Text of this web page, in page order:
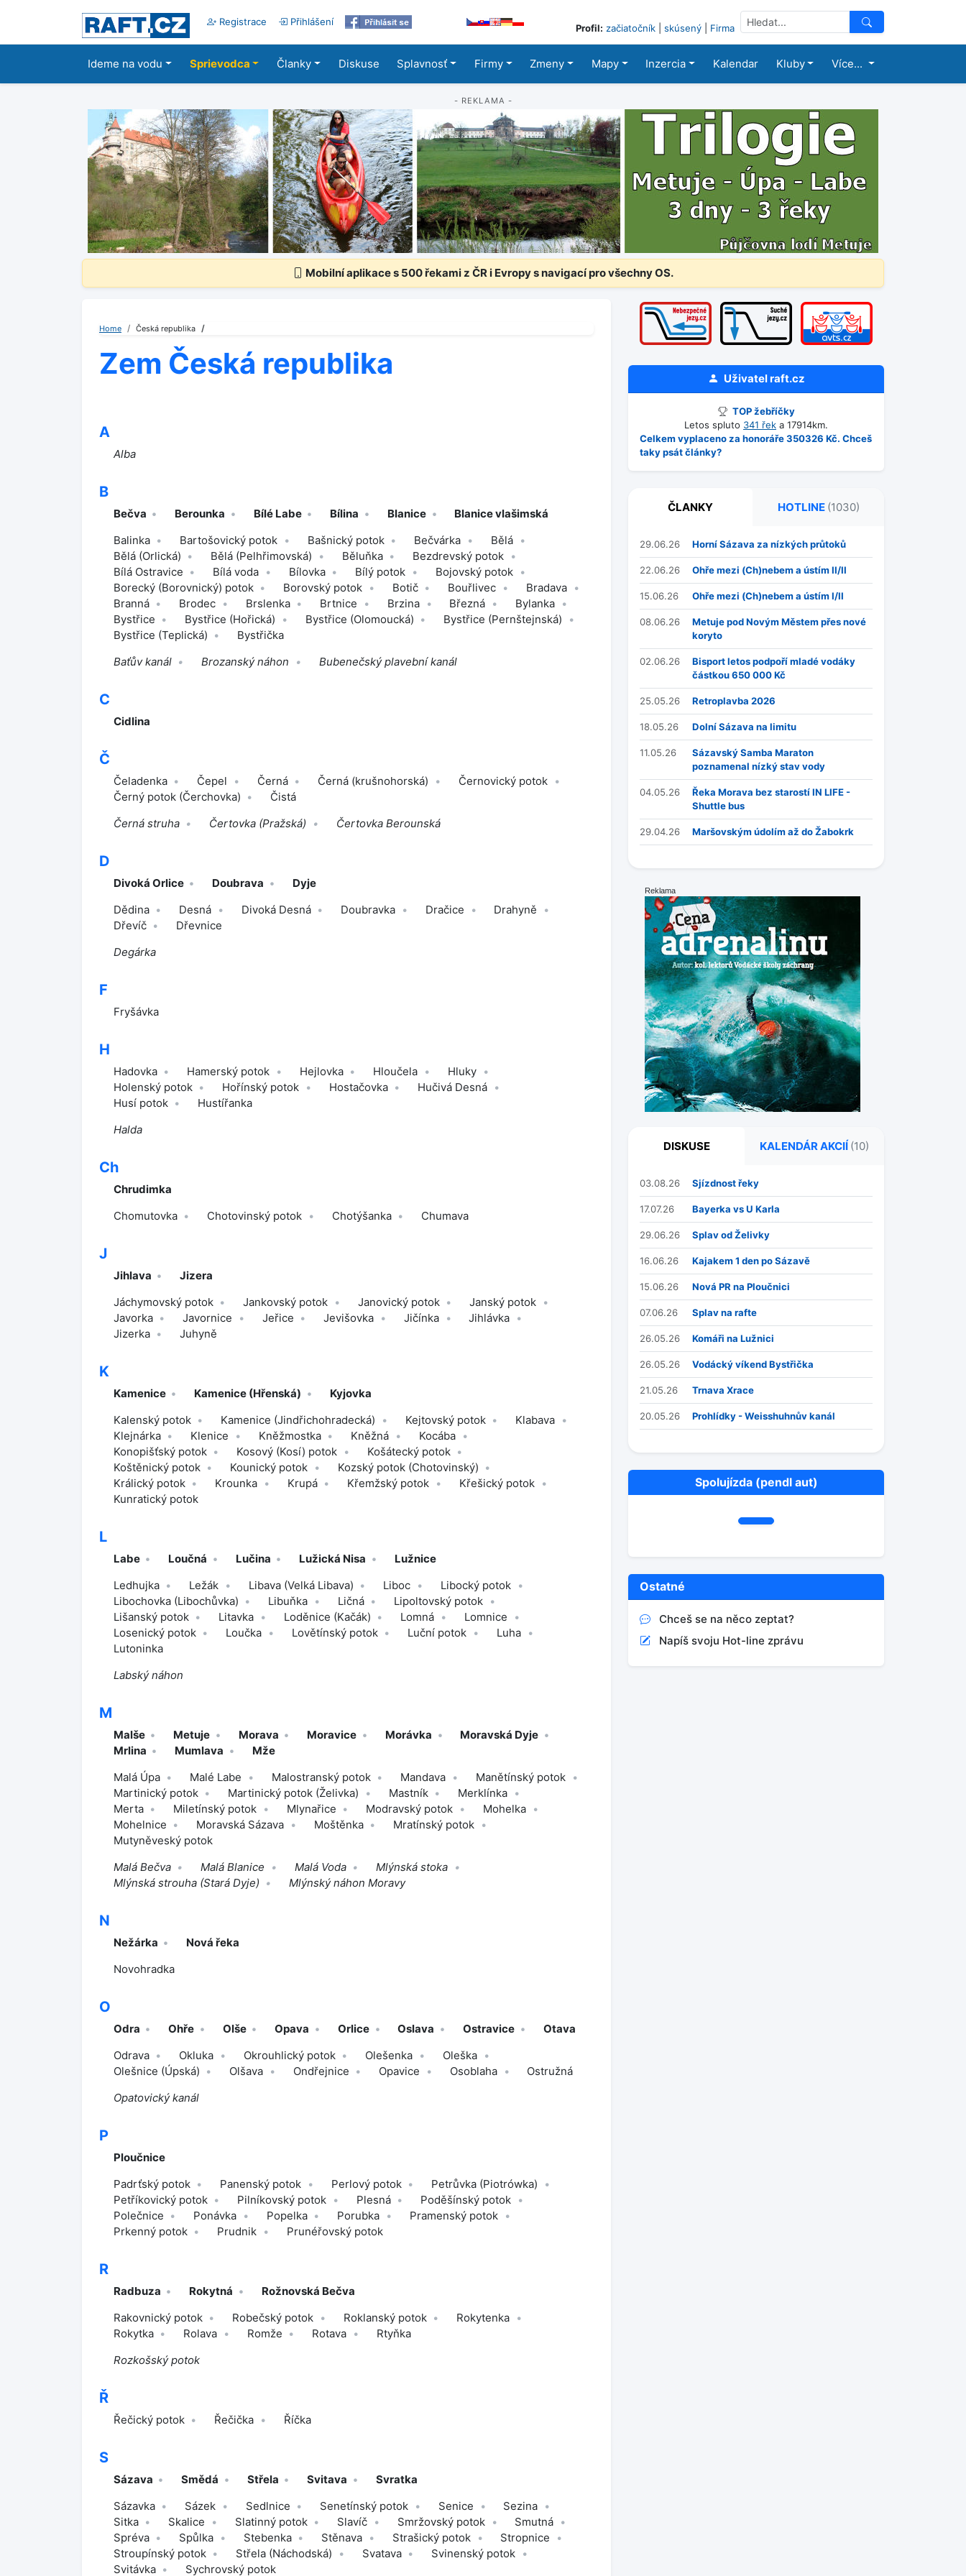
Registrace Přihlášení
Profil: začiatočník skúsený Firma
Ideme na vodu Sprievodca Članky Diskuse Splavnosť Firmy Zmeny Mapy Inzercia Kalendar Kluby Více...
- REKLAMA -
Mobilní aplikace s 500 řekami z ČR i Evropy s navigací pro všechny OS.
Home Česká republika
Zem Česká republika
A
Alba
B
Bečva Berounka Bílé Labe Bílina Blanice
Blanice vlašimská
Balinka
Bartošovický potok Bašnický potok Bečvárka
Bělá
Bělá (Orlická)
Bělá (Pelhřimovská) Běluňka
Bezdrevský potok
Bílá Ostravice
Bílá voda Bílovka Bílý potok
Bojovský potok
Borecký (Borovnický) potok
Borovský potok Botič Bouřlivec
Bradava
Branná
Brodec Brslenka Brtnice Brzina Březná
Bylanka
Bystřice
Bystřice (Hořická) Bystřice (Olomoucká)
Bystřice (Pernštejnská)
Bystřice (Teplická)
Bystřička
Baťův kanál
Brozanský náhon Bubenečský plavební kanál
C
Cidlina
Č
Čeladenka Čepel Černá Černá (krušnohorská)
Černovický potok
Černý potok (Čerchovka)
Čistá
Černá struha
Čertovka (Pražská) Čertovka Berounská
D
Divoká Orlice Doubrava
Dyje
Dědina
Desná Divoká Desná Doubravka Dračice
Drahyně
Dřevíč
Dřevnice
Degárka
F
Fryšávka
H
Hadovka Hamerský potok Hejlovka Hloučela
Hluky
Holenský potok
Hořínský potok Hostačovka
Hučivá Desná
Husí potok
Hustířanka
Halda
Ch
Chrudimka
Chomutovka
Chotovinský potok Chotýšanka Chumava
J
Jihlava
Jizera
Jáchymovský potok
Jankovský potok Janovický potok
Janský potok
Javorka
Javornice Jeřice Jevišovka Jičínka
Jihlávka
Jizerka
Juhyně
K
Kamenice Kamenice (Hřenská)
Kyjovka
Kalenský potok
Kamenice (Jindřichohradecká) Kejtovský potok
Klabava
Klejnárka
Klenice Kněžmostka Kněžná
Kocába
Konopišťský potok
Kosový (Kosí) potok
Košátecký potok
Koštěnický potok
Kounický potok
Kozský potok (Chotovinský)
Králický potok
Krounka Krupá Křemžský potok
Křešický potok
Kunratický potok
L
Labe Loučná Lučina Lužická Nisa
Lužnice
Ledhujka
Ležák Libava (Velká Libava) Liboc
Libocký potok
Libochovka (Libochůvka)
Libuňka Ličná
Lipoltovský potok
Lišanský potok
Litavka Loděnice (Kačák) Lomná
Lomnice
Losenický potok
Loučka Lovětínský potok Luční potok
Luha
Lutoninka
Labský náhon
M
Malše Metuje Morava Moravice Morávka
Moravská Dyje
Mrlina
Mumlava
Mže
Malá Úpa
Malé Labe Malostranský potok Mandava
Manětínský potok
Martinický potok
Martinický potok (Želivka) Mastník
Merklínka
Merta
Miletínský potok Mlynařice Modravský potok
Mohelka
Mohelnice
Moravská Sázava Moštěnka
Mratínský potok
Mutyněveský potok
Malá Bečva
Malá Blanice Malá Voda
Mlýnská stoka
Mlýnská strouha (Stará Dyje)
Mlýnský náhon Moravy
N
Nežárka
Nová řeka
Novohradka
O
Odra Ohře Olše Opava Orlice Oslava Ostravice
Otava
Odrava
Okluka Okrouhlický potok Olešenka
Oleška
Olešnice (Úpská)
Olšava Ondřejnice Opavice Osoblaha
Ostružná
Opatovický kanál
P
Ploučnice
Padrťský potok
Panenský potok Perlový potok
Petrůvka (Piotrówka)
Petříkovický potok
Pilníkovský potok Plesná
Poděšínský potok
Polečnice
Ponávka Popelka Porubka
Pramenský potok
Prkenný potok
Prudnik Prunéřovský potok
R
Radbuza Rokytná
Rožnovská Bečva
Rakovnický potok
Robečský potok Roklanský potok
Rokytenka
Rokytka
Rolava Romže Rotava
Rtyňka
Rozkošský potok
Ř
Řečický potok Řečička Říčka
S
Sázava Smědá Střela Svitava
Svratka
Sázavka
Sázek Sedlnice Senetínský potok Senice
Sezina
Sitka
Skalice Slatinný potok Slavíč Smržovský potok
Smutná
Spréva
Spůlka Stebenka Stěnava Strašický potok
Stropnice
Stroupínský potok
Střela (Náchodská) Svatava
Svinenský potok
Svitávka
Sychrovský potok
Uživatelraft.cz
TOP žebříčky
Letos spluto 341 řek a 17914km.
Celkem vyplaceno za honoráře 350326 Kč. Chceš
taky psát články?
ČLANKY HOTLINE (1030)
29.06.26 Horní Sázava za nízkých průtoků
22.06.26 Ohře mezi (Ch)nebem a ústím II/II
15.06.26 Ohře mezi (Ch)nebem a ústím I/II
08.06.26
Metuje pod Novým Městem přes nové
koryto
02.06.26
Bisport letos podpoří mladé vodáky
částkou 650 000 Kč
25.05.26 Retroplavba 2026
18.05.26 Dolní Sázava na limitu
11.05.26
Sázavský Samba Maraton
poznamenal nízký stav vody
04.05.26
Řeka Morava bez starostí IN LIFE -
Shuttle bus
29.04.26 Maršovským údolím až do Žabokrk
Reklama
DISKUSE KALENDÁR AKCIÍ (10)
03.08.26 Sjízdnost řeky
17.07.26 Bayerka vs U Karla
29.06.26 Splav od Želivky
16.06.26 Kajakem 1 den po Sázavě
15.06.26 Nová PR na Ploučnici
07.06.26 Splav na rafte
26.05.26 Komáři na Lužnici
26.05.26 Vodácký víkend Bystřička
21.05.26 Trnava Xrace
20.05.26 Prohlídky - Weisshuhnův kanál
Spolujízda (pendl aut)
Ostatné
Chceš se na něco zeptat?
Napíš svoju Hot-line zprávu